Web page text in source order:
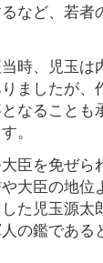
など、若者
時、児玉
ましたが、
なること
。
臣を免ぜら
大臣の地位
た児玉源太
の鑑である